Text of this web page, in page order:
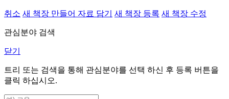
취소 새 책장 만들어 자료 담기 새 책장 등록 새 책장 수정
관심분야 검색
닫기
트리 또는 검색을 통해 관심분야를 선택 하신 후 등록 버튼을
클릭 하십시오.